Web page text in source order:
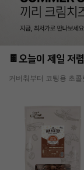
🍫오늘이 제일 저
커버춰부터 코팅용 초